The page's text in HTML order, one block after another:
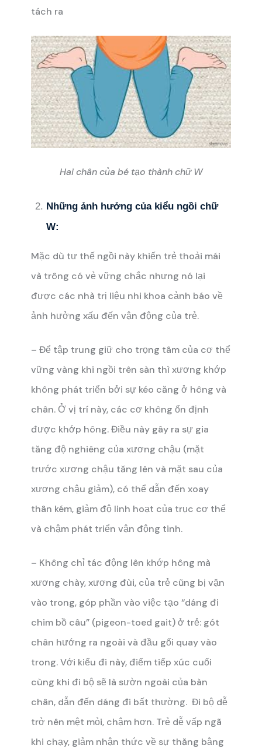
tách ra
Hai chân của bé tạo thành chữ W
Những ảnh hưởng của kiểu ngồi chữ
W:
Mặc dù tư thế ngồi này khiến trẻ thoải mái
và trông có vẻ vững chắc nhưng nó lại
được các nhà trị liệu nhi khoa cảnh báo về
ảnh hưởng xấu đến vận động của trẻ.
– Để tập trung giữ cho trọng tâm của cơ thể
vững vàng khi ngồi trên sàn thì xương khớp
không phát triển bởi sự kéo căng ở hông và
chân. Ở vị trí này, các cơ không ổn định
được khớp hông. Điều này gây ra sự gia
tăng độ nghiêng của xương chậu (mặt
trước xương chậu tăng lên và mặt sau của
xương chậu giảm), có thể dẫn đến xoay
thân kém, giảm độ linh hoạt của trục cơ thể
và chậm phát triển vận động tinh.
– Không chỉ tác động lên khớp hông mà
xương chày, xương đùi, của trẻ cũng bị vặn
vào trong, góp phần vào việc tạo “dáng đi
chim bồ câu” (pigeon-toed gait) ở trẻ: gót
chân hướng ra ngoài và đầu gối quay vào
trong. Với kiểu đi này, điểm tiếp xúc cuối
cùng khi đi bộ sẽ là sườn ngoài của bàn
chân, dẫn đến dáng đi bất thường. Đi bộ dễ
trở nên mệt mỏi, chậm hơn. Trẻ dễ vấp ngã
khi chạy, giảm nhận thức về sự thăng bằng